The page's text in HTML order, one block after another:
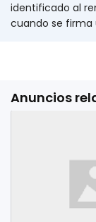
identificado al
cuando se
Anuncios